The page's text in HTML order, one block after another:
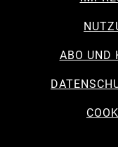
ABO UND